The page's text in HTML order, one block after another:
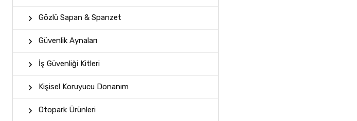
Gözlü Sapan & Spanzet
Güvenlik Aynaları
İş Güvenliği Kitleri
Kişisel Koruyucu Donanım
Otopark Ürünleri